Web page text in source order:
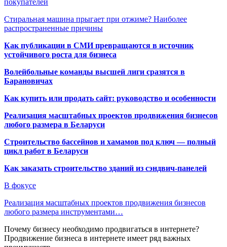
Стиральная машина прыгает при отжиме? Наиболее
распространенные причины
Как публикации в СМИ превращаются в источник
устойчивого роста для бизнеса
Волейбольные команды высшей лиги сразятся в
Барановичах
Как купить или продать сайт: руководство и особенности
Реализация масштабных проектов продвижения бизнесов
любого размера в Беларуси
Строительство бассейнов и хамамов под ключ — полный
цикл работ в Беларуси
Как заказать строительство зданий из сэндвич-панелей
В фокусе
Реализация масштабных проектов продвижения бизнесов
любого размера инструментами…
Почему бизнесу необходимо продвигаться в интернете?
Продвижение бизнеса в интернете имеет ряд важных